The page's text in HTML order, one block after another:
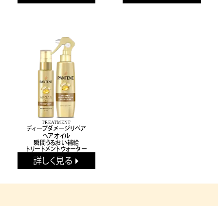
TREATMENT
ディープダメージリペア
ヘアオイル
瞬間うるおい補給
トリートメントウォーター
詳しく見る